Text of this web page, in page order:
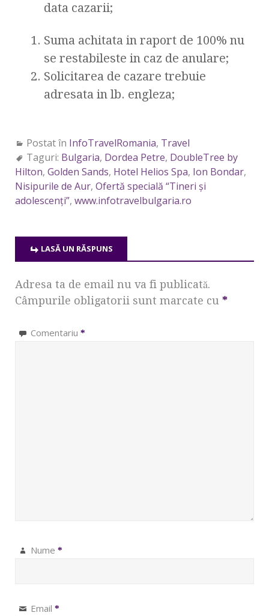
data cazarii;
Suma achitata in raport de 100% nu
se restabileste in caz de anulare;
Solicitarea de cazare trebuie
adresata in lb. engleza;
Postat în InfoTravelRomania, Travel
Taguri: Bulgaria, Dordea Petre, DoubleTree by
Hilton, Golden Sands, Hotel Helios Spa, Ion Bondar,
Nisipurile de Aur, Ofertă specială “Tineri şi
adolescenţi”, www.infotravelbulgaria.ro
LASĂ UN RĂSPUNS
Adresa ta de email nu va fi publicată.
Câmpurile obligatorii sunt marcate cu *
Comentariu *
Nume *
Email *